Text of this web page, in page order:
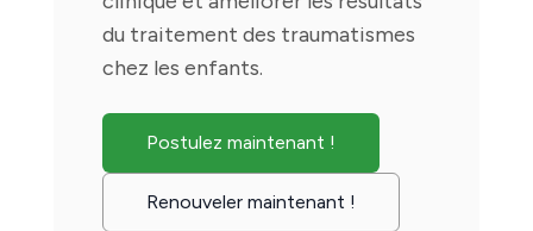
du traitement des traumatismes
chez les enfants.
Postulez maintenant !
Renouveler maintenant !